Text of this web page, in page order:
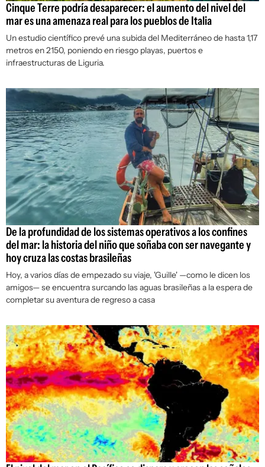
Cinque Terre podría desaparecer: el aumento del nivel del
mar es una amenaza real para los pueblos de Italia
Un estudio científico prevé una subida del Mediterráneo de hasta 1,17
metros en 2150, poniendo en riesgo playas, puertos e
infraestructuras de Liguria.
De la profundidad de los sistemas operativos a los confines
del mar: la historia del niño que soñaba con ser navegante y
hoy cruza las costas brasileñas
Hoy, a varios días de empezado su viaje, 'Guille' —como le dicen los
amigos— se encuentra surcando las aguas brasileñas a la espera de
completar su aventura de regreso a casa